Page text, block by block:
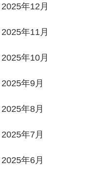
2025年12月
2025年11月
2025年10月
2025年9月
2025年8月
2025年7月
2025年6月